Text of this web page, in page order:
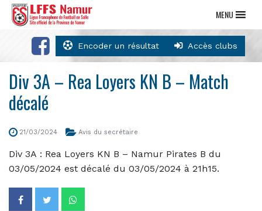
Encoder un résultat Accès clubs
MENU
Div 3A – Rea Loyers KN B – Match
décalé
21/03/2024 Avis du secrétaire
Div 3A : Rea Loyers KN B – Namur Pirates B du
03/05/2024 est décalé du 03/05/2024 à 21h15.